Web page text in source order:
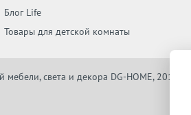
Блог Life
Товары для детской комнаты
мебели, света и декора DG-HOME, 2012-